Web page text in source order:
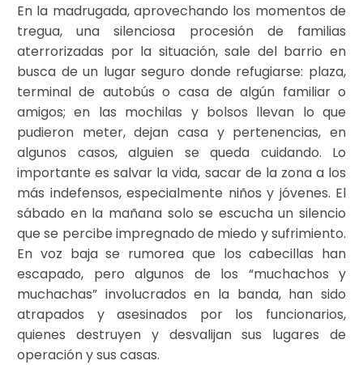
En la madrugada, aprovechando los momentos de
tregua, una silenciosa procesión de familias
aterrorizadas por la situación, sale del barrio en
busca de un lugar seguro donde refugiarse: plaza,
terminal de autobús o casa de algún familiar o
amigos; en las mochilas y bolsos llevan lo que
pudieron meter, dejan casa y pertenencias, en
algunos casos, alguien se queda cuidando. Lo
importante es salvar la vida, sacar de la zona a los
más indefensos, especialmente niños y jóvenes. El
sábado en la mañana solo se escucha un silencio
que se percibe impregnado de miedo y sufrimiento.
En voz baja se rumorea que los cabecillas han
escapado, pero algunos de los “muchachos y
muchachas” involucrados en la banda, han sido
atrapados y asesinados por los funcionarios,
quienes destruyen y desvalijan sus lugares de
operación y sus casas.